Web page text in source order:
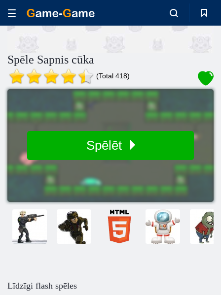
Spēle Sapnis cūka
(Total 418)
Spēlēt
Līdzīgi flash spēles